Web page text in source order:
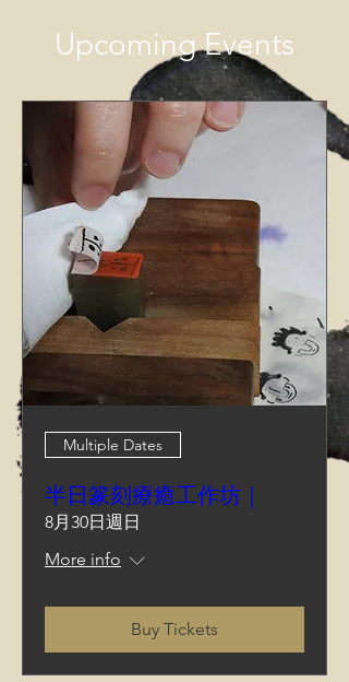
Upcoming Events
Multiple Dates
半日篆刻療癒工作坊｜
8月30日週日
More info
Buy Tickets